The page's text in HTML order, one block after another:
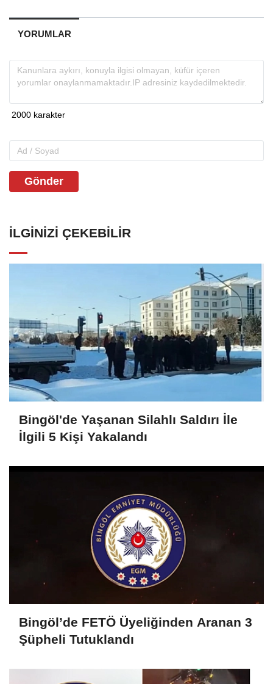
YORUMLAR
Gönder
İLGINIZI ÇEKEBILIR
Bingöl'de Yaşanan Silahlı Saldırı İle
İlgili 5 Kişi Yakalandı
Bingöl’de FETÖ Üyeliğinden Aranan 3
Şüpheli Tutuklandı